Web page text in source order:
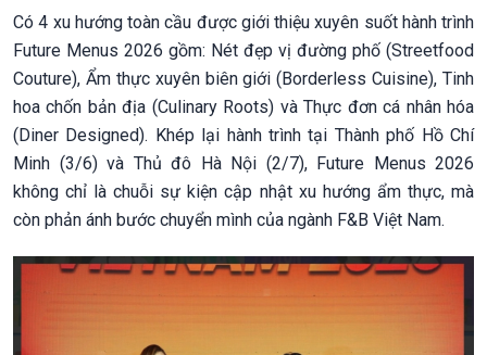
Có 4 xu hướng toàn cầu được giới thiệu xuyên suốt hành trình
Future Menus 2026 gồm: Nét đẹp vị đường phố (Streetfood
Couture), Ẩm thực xuyên biên giới (Borderless Cuisine), Tinh
hoa chốn bản địa (Culinary Roots) và Thực đơn cá nhân hóa
(Diner Designed). Khép lại hành trình tại Thành phố Hồ Chí
Minh (3/6) và Thủ đô Hà Nội (2/7), Future Menus 2026
không chỉ là chuỗi sự kiện cập nhật xu hướng ẩm thực, mà
còn phản ánh bước chuyển mình của ngành F&B Việt Nam.